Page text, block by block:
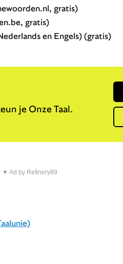
gratis)
gratis)
en Engels) (gratis)
je Onze Taal.
▼ Ad by Refinery89